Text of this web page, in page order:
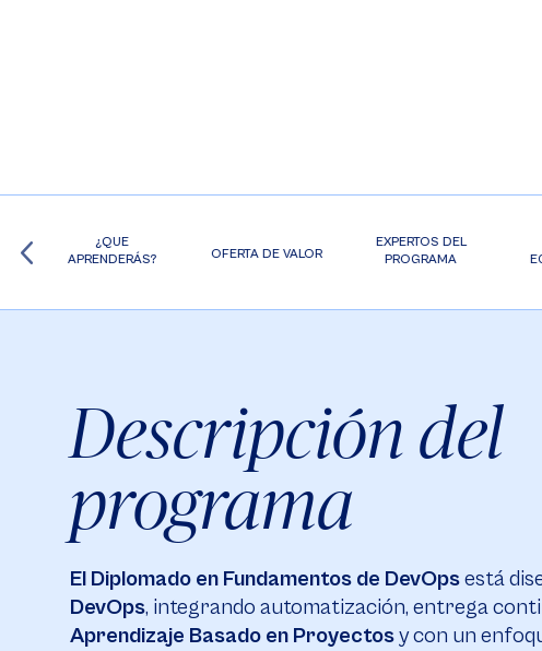
¿QUE
APRENDERÁS?
OFERTA DE VALOR
EXPERTOS DEL
PROGRAMA
Descripción del
programa
El Diplomado en Fundamentos de DevOpsestá
DevOps, integrando automatización, entrega
Aprendizaje Basado en Proyectosy con un